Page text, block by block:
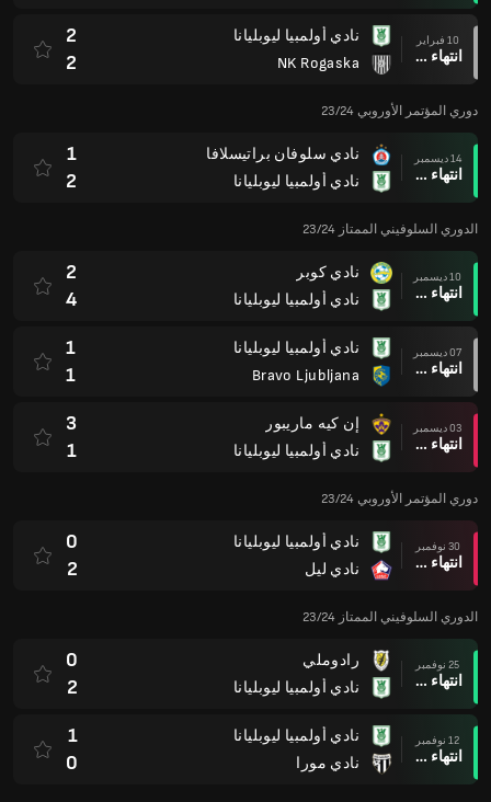
10 فبراير
انتهاء وقت المباراة
نادي أولمبيا ليوبليانا
NK Rogaska
2
2
دوري المؤتمر الأوروبي 23/24
14 ديسمبر
انتهاء وقت المباراة
نادي سلوفان براتيسلافا
نادي أولمبيا ليوبليانا
1
2
الدوري السلوفيني الممتاز 23/24
10 ديسمبر
انتهاء وقت المباراة
نادي كوبر
نادي أولمبيا ليوبليانا
2
4
07 ديسمبر
انتهاء وقت المباراة
نادي أولمبيا ليوبليانا
Bravo Ljubljana
1
1
03 ديسمبر
انتهاء وقت المباراة
إن كيه ماريبور
نادي أولمبيا ليوبليانا
3
1
دوري المؤتمر الأوروبي 23/24
30 نوفمبر
انتهاء وقت المباراة
نادي أولمبيا ليوبليانا
نادي ليل
0
2
الدوري السلوفيني الممتاز 23/24
25 نوفمبر
انتهاء وقت المباراة
رادوملي
نادي أولمبيا ليوبليانا
0
2
12 نوفمبر
انتهاء وقت المباراة
نادي أولمبيا ليوبليانا
نادي مورا
1
0